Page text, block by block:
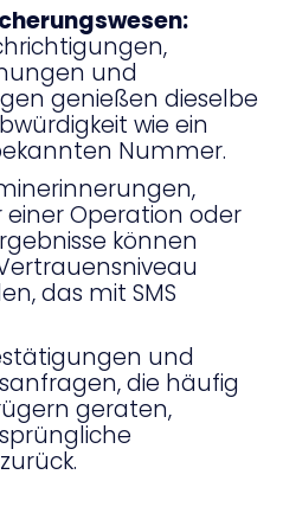
und
genießen dieselbe
wie ein
Nummer.
einer Operation oder
können
das mit SMS
und
die häufig
geraten,